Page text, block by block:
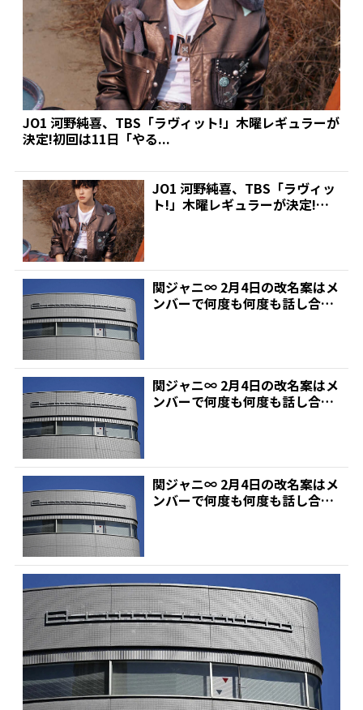
JO1 河野純喜、TBS「ラヴィット!」木曜レギュラーが
決定!初回は11日「やる...
JO1 河野純喜、TBS「ラヴィッ
ト!」木曜レギュラーが決定!初
関ジャニ∞ 2月4日の改名案はメ
ンバーで何度も何度も話し合
関ジャニ∞ 2月4日の改名案はメ
ンバーで何度も何度も話し合
関ジャニ∞ 2月4日の改名案はメ
ンバーで何度も何度も話し合